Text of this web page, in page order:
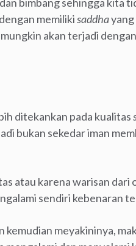
memilikisaddha
akan terjadi
ditekankan pada kualitas
bukan sekedar iman
atau karena warisan
sendiri kebenaran
meyakininya,